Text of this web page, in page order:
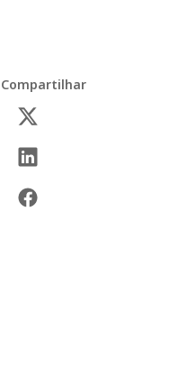
Compartilhar